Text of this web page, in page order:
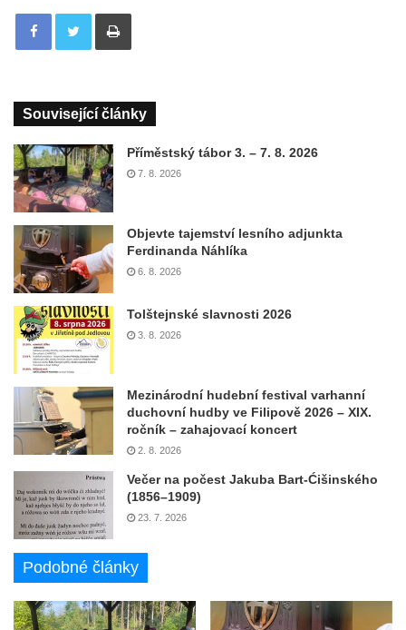
Tisknout
Související články
Příměstský tábor 3. – 7. 8. 2026
7. 8. 2026
Objevte tajemství lesního adjunkta
Ferdinanda Náhlíka
6. 8. 2026
Tolštejnské slavnosti 2026
3. 8. 2026
Mezinárodní hudební festival varhanní
duchovní hudby ve Filipově 2026 – XIX.
ročník – zahajovací koncert
2. 8. 2026
Večer na počest Jakuba Bart-Ćišinského
(1856–1909)
23. 7. 2026
Podobné články